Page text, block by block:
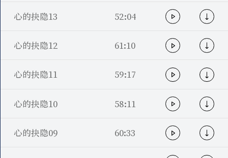
心的抉隐13 52:04
心的抉隐12 61:10
心的抉隐11 59:17
心的抉隐10 58:11
心的抉隐09 60:33